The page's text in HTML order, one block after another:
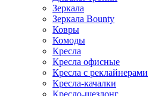
Зеркала
Зеркала Bounty
Ковры
Комоды
Кресла
Кресла офисные
Кресла с реклайнерами
Кресла-качалки
Кресло-шезлонг